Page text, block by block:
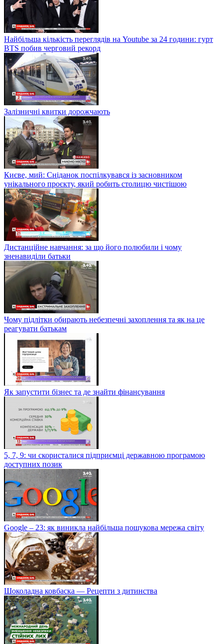
Найбільша кількість переглядів на Youtube за 24 години: гурт
BTS побив черговий рекорд
Залізничні квитки дорожчають
Києве, мий: Сніданок поспілкувався із засновником
унікального проєкту, який робить столицю чистішою
Дистанційне навчання: за що його полюбили і чому
зненавиділи батьки
Чому підлітки обирають небезпечні захоплення та як на це
реагувати батькам
Як запустити бізнес та де знайти фінансування
5, 7, 9: чи скористалися підприємці державною програмою
доступних позик
Google – 23: як виникла найбільша пошукова мережа світу
Шоколадна ковбаска — Рецепти з дитинства